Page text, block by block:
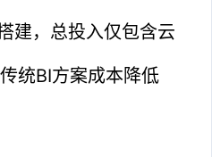
建，总投入仅包含云
统BI方案成本降低